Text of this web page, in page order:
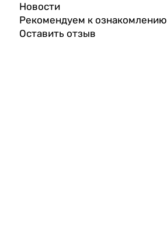
Новости
Рекомендуем к ознакомлению
Оставить отзыв